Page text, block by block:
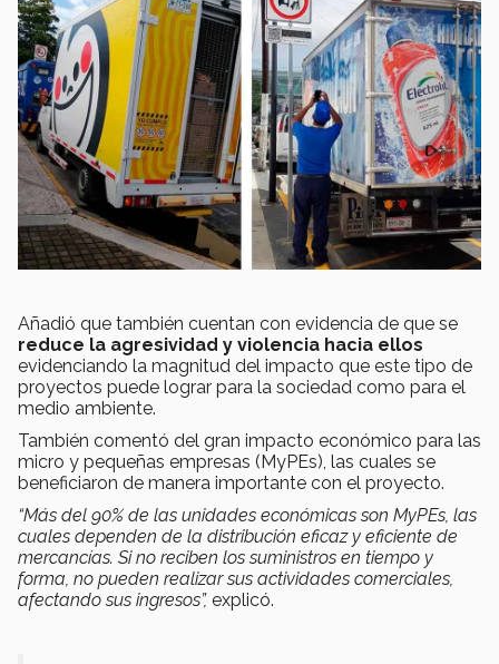
Añadió que también cuentan con evidencia de que se
reduce la agresividad y violencia hacia ellos
evidenciando la magnitud del impacto que este tipo de
proyectos puede lograr para la sociedad como para el
medio ambiente.
También comentó del gran impacto económico para las
micro y pequeñas empresas (MyPEs), las cuales se
beneficiaron de manera importante con el proyecto.
“Más del 90% de las unidades económicas son MyPEs, las
cuales dependen de la distribución eficaz y eficiente de
mercancías. Si no reciben los suministros en tiempo y
forma, no pueden realizar sus actividades comerciales,
afectando sus ingresos”, explicó.